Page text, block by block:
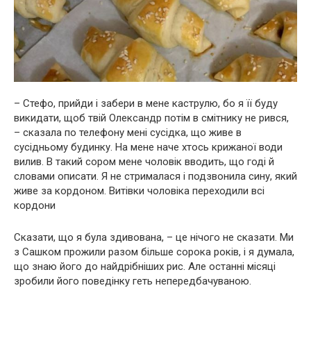
– Стефо, прийди і забери в мене каструлю, бо я її буду
викидати, щоб твій Олександр потім в смітнику не рився,
– сказала по телефону мені сусідка, що живе в
сусідньому будинку. На мене наче хтось крижаної води
вилив. В такий сором мене чоловік вводить, що годі й
словами описати. Я не стрималася і подзвонила сину, який
живе за кордоном. Витівки чоловіка переходили всі
кордони
Сказати, що я була здивована, – це нічого не сказати. Ми
з Сашком прожили разом більше сорока років, і я думала,
що знаю його до найдрібніших рис. Але останні місяці
зробили його поведінку геть непередбачуваною.